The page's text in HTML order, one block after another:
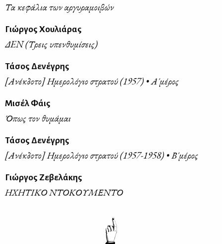
Τα κεφάλια των αργυραμοιβών
Γιώργος Χουλιάρας
ΔEN (Τρεις υπενθυμίσεις)
Τάσος Δενέγρης
[Ανέκδοτο] Ημερολόγιο στρατού (1957) • Α΄μέρος
Μισέλ Φάις
Όπως τον θυμάμαι
Τάσος Δενέγρης
[Ανέκδοτο] Ημερολόγιο στρατού (1957-1958) • Β΄μέρος
Γιώργος Ζεβελάκης
ΗΧΗΤΙΚΟ ΝΤΟΚΟΥΜΕΝΤΟ